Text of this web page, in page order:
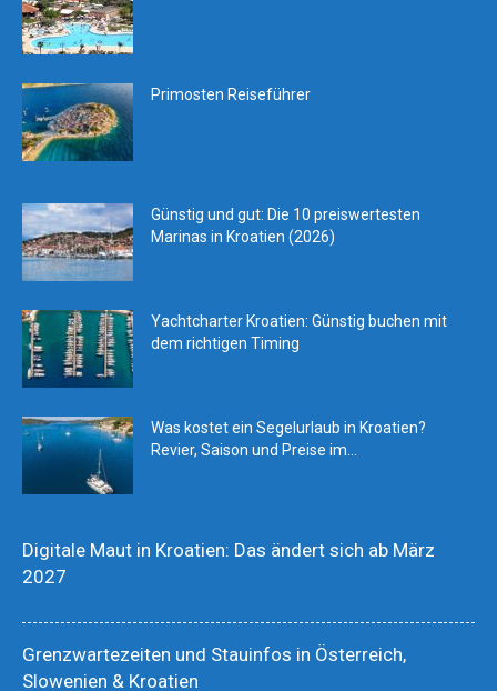
Primosten Reiseführer
Günstig und gut: Die 10 preiswertesten
Marinas in Kroatien (2026)
Yachtcharter Kroatien: Günstig buchen mit
dem richtigen Timing
Was kostet ein Segelurlaub in Kroatien?
Revier, Saison und Preise im...
Digitale Maut in Kroatien: Das ändert sich ab März
2027
Grenzwartezeiten und Stauinfos in Österreich,
Slowenien & Kroatien